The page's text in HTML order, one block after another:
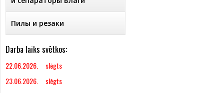
Пилы и резаки
Darba laiks svētkos:
22.06.2026. slēgts
23.06.2026. slēgts